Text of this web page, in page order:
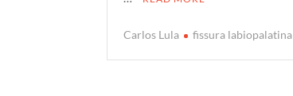
r
o
p
Carlos Lula fissura labiopalatina